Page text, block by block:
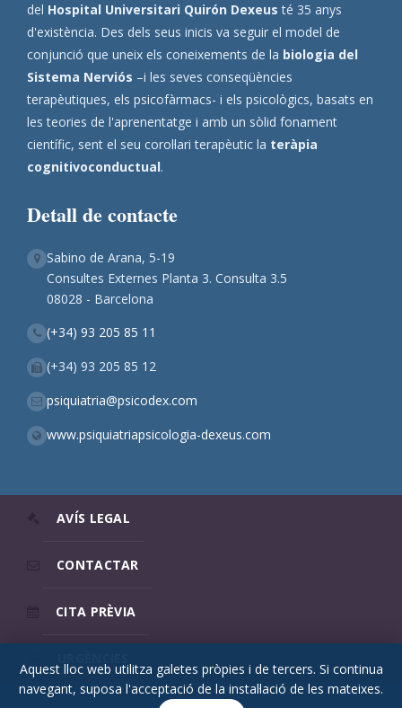
del Hospital Universitari Quirón Dexeus té 35 anys
d'existència. Des dels seus inicis va seguir el model de
conjunció que uneix els coneixements de la biologia del
Sistema Nerviós –i les seves conseqüències
terapèutiques, els psicofàrmacs- i els psicològics, basats en
les teories de l'aprenentatge i amb un sòlid fonament
científic, sent el seu corol·lari terapèutic la teràpia
cognitivoconductual.
Detall de contacte
Sabino de Arana, 5-19
Consultes Externes Planta 3. Consulta 3.5
08028 - Barcelona
(+34) 93 205 85 11
(+34) 93 205 85 12
psiquiatria@psicodex.com
www.psiquiatriapsicologia-dexeus.com
AVÍS LEGAL
CONTACTAR
CITA PRÈVIA
Aquest lloc web utilitza galetes pròpies i de tercers. Si continua
navegant, suposa l'acceptació de la instal·lació de les mateixes.